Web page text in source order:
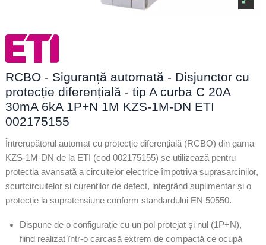
RCBO - Siguranță automată - Disjunctor cu
protecție diferențială - tip A curba C 20A
30mA 6kA 1P+N 1M KZS-1M-DN ETI
002175155
Întrerupătorul automat cu protecție diferențială (RCBO) din gama
KZS-1M-DN de la ETI (cod 002175155) se utilizează pentru
protecția avansată a circuitelor electrice împotriva suprasarcinilor,
scurtcircuitelor și curenților de defect, integrând suplimentar și o
protecție la supratensiune conform standardului EN 50550.
Dispune de o configurație cu un pol protejat și nul (1P+N),
fiind realizat într-o carcasă extrem de compactă ce ocupă